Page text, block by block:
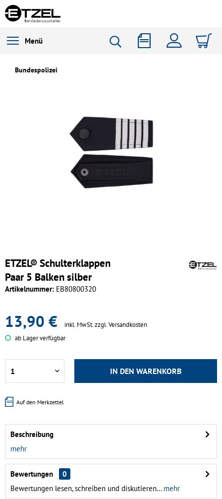
Menü
Bundespolizei
ETZEL® Schulterklappen
Paar 5 Balken silber
Artikelnummer: EB80800320
13,90 € inkl. MwSt.zzgl. Versandkosten
ab Lager verfügbar
IN DEN WARENKORB
Auf den Merkzettel
Beschreibung
mehr
Bewertungen
0
Bewertungen lesen, schreiben und diskutieren...mehr